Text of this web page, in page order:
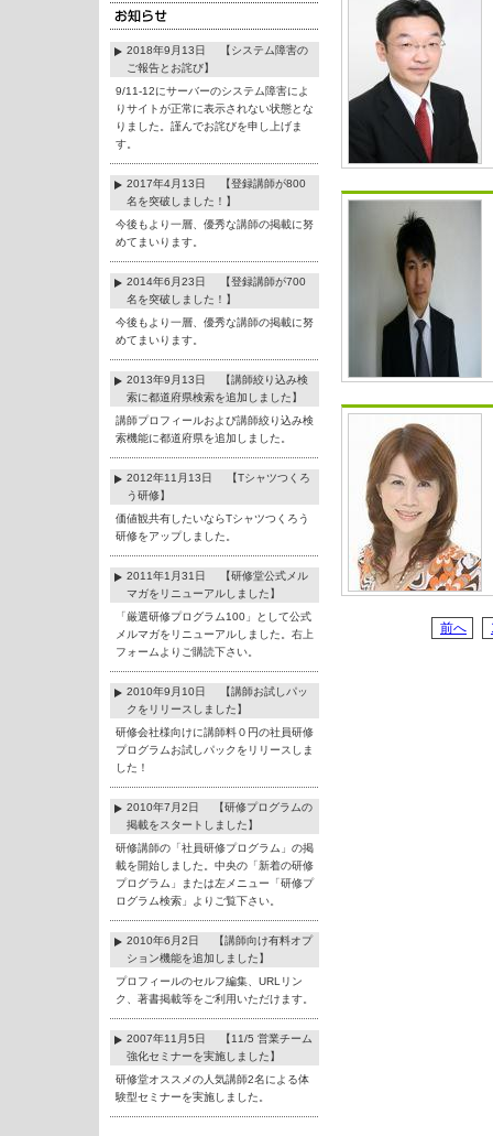
2018年9月13日 【システム障害の
ご報告とお詫び】
9/11-12にサーバーのシステム障害によ
りサイトが正常に表示されない状態とな
りました。謹んでお詫びを申し上げま
す。
2017年4月13日 【登録講師が800
名を突破しました！】
今後もより一層、優秀な講師の掲載に努
めてまいります。
2014年6月23日 【登録講師が700
名を突破しました！】
今後もより一層、優秀な講師の掲載に努
めてまいります。
2013年9月13日 【講師絞り込み検
索に都道府県検索を追加しました】
講師プロフィールおよび講師絞り込み検
索機能に都道府県を追加しました。
2012年11月13日 【Tシャツつくろ
う研修】
価値観共有したいならTシャツつくろう
研修をアップしました。
2011年1月31日 【研修堂公式メル
マガをリニューアルしました】
「厳選研修プログラム100」として公式
メルマガをリニューアルしました。右上
フォームよりご購読下さい。
2010年9月10日 【講師お試しパッ
クをリリースしました】
研修会社様向けに講師料０円の社員研修
プログラムお試しパックをリリースしま
した！
2010年7月2日 【研修プログラムの
掲載をスタートしました】
研修講師の「社員研修プログラム」の掲
載を開始しました。中央の「新着の研修
プログラム」または左メニュー「研修プ
ログラム検索」よりご覧下さい。
2010年6月2日 【講師向け有料オプ
ション機能を追加しました】
プロフィールのセルフ編集、URLリン
ク、著書掲載等をご利用いただけます。
2007年11月5日 【11/5 営業チーム
強化セミナーを実施しました】
研修堂オススメの人気講師2名による体
験型セミナーを実施しました。
前へ